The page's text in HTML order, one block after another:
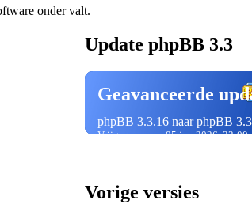
onder valt.
Update phpBB 3.3
Geavanceerde
phpBB 3.3.16 naar phpBB
Vrijgegeven op 05 jun 2026, 23:00
Vorige versies